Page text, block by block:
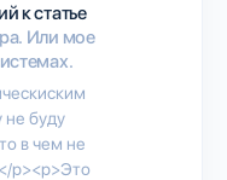
к статье
Или мое
не буду
в чем не
p><p>Это